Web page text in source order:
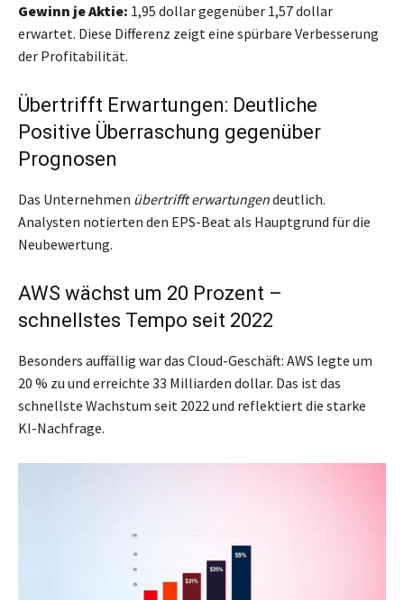
Gewinn je Aktie: 1,95 dollar gegenüber 1,57 dollar
erwartet. Diese Differenz zeigt eine spürbare Verbesserung
der Profitabilität.
Übertrifft Erwartungen: Deutliche
Positive Überraschung gegenüber
Prognosen
Das Unternehmen übertrifft erwartungendeutlich.
Analysten notierten den EPS-Beat als Hauptgrund für die
Neubewertung.
AWS wächst um 20 Prozent –
schnellstes Tempo seit 2022
Besonders auffällig war das Cloud-Geschäft: AWS legte um
20 % zu und erreichte 33 Milliarden dollar. Das ist das
schnellste Wachstum seit 2022 und reflektiert die starke
KI-Nachfrage.